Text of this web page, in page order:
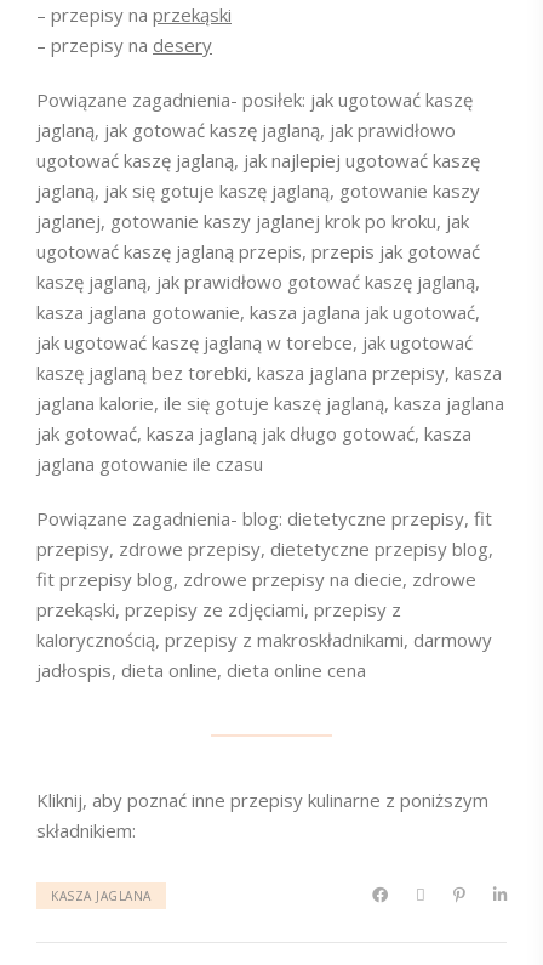
– przepisy na przekąski
– przepisy na desery
Powiązane zagadnienia- posiłek: jak ugotować kaszę
jaglaną, jak gotować kaszę jaglaną, jak prawidłowo
ugotować kaszę jaglaną, jak najlepiej ugotować kaszę
jaglaną, jak się gotuje kaszę jaglaną, gotowanie kaszy
jaglanej, gotowanie kaszy jaglanej krok po kroku, jak
ugotować kaszę jaglaną przepis, przepis jak gotować
kaszę jaglaną, jak prawidłowo gotować kaszę jaglaną,
kasza jaglana gotowanie, kasza jaglana jak ugotować,
jak ugotować kaszę jaglaną w torebce, jak ugotować
kaszę jaglaną bez torebki, kasza jaglana przepisy, kasza
jaglana kalorie, ile się gotuje kaszę jaglaną, kasza jaglana
jak gotować, kasza jaglaną jak długo gotować, kasza
jaglana gotowanie ile czasu
Powiązane zagadnienia- blog: dietetyczne przepisy, fit
przepisy, zdrowe przepisy, dietetyczne przepisy blog,
fit przepisy blog, zdrowe przepisy na diecie, zdrowe
przekąski, przepisy ze zdjęciami, przepisy z
kalorycznością, przepisy z makroskładnikami, darmowy
jadłospis, dieta online, dieta online cena
Kliknij, aby poznać inne przepisy kulinarne z poniższym
składnikiem:
KASZA JAGLANA